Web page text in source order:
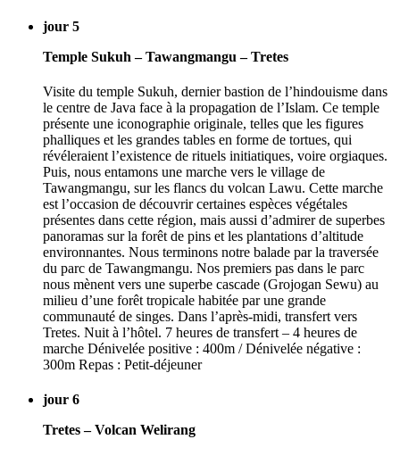
jour 5
Temple Sukuh – Tawangmangu – Tretes
Visite du temple Sukuh, dernier bastion de l’hindouisme dans
le centre de Java face à la propagation de l’Islam. Ce temple
présente une iconographie originale, telles que les figures
phalliques et les grandes tables en forme de tortues, qui
révéleraient l’existence de rituels initiatiques, voire orgiaques.
Puis, nous entamons une marche vers le village de
Tawangmangu, sur les flancs du volcan Lawu. Cette marche
est l’occasion de découvrir certaines espèces végétales
présentes dans cette région, mais aussi d’admirer de superbes
panoramas sur la forêt de pins et les plantations d’altitude
environnantes. Nous terminons notre balade par la traversée
du parc de Tawangmangu. Nos premiers pas dans le parc
nous mènent vers une superbe cascade (Grojogan Sewu) au
milieu d’une forêt tropicale habitée par une grande
communauté de singes. Dans l’après-midi, transfert vers
Tretes. Nuit à l’hôtel. 7 heures de transfert – 4 heures de
marche Dénivelée positive : 400m / Dénivelée négative :
300m Repas : Petit-déjeuner
jour 6
Tretes – Volcan Welirang